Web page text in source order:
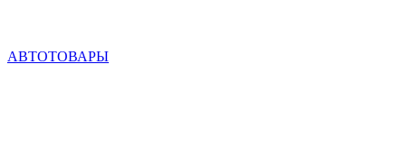
АВТОТОВАРЫ